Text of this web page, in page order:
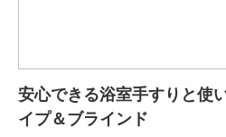
安心できる浴室手すりと使
イプ＆ブラインド